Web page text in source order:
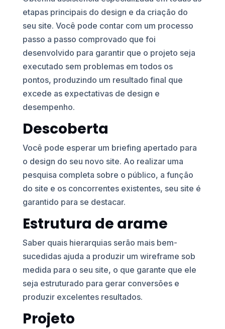
etapas principais do design e da criação do
seu site. Você pode contar com um processo
passo a passo comprovado que foi
desenvolvido para garantir que o projeto seja
executado sem problemas em todos os
pontos, produzindo um resultado final que
excede as expectativas de design e
desempenho.
Descoberta
Você pode esperar um briefing apertado para
o design do seu novo site. Ao realizar uma
pesquisa completa sobre o público, a função
do site e os concorrentes existentes, seu site é
garantido para se destacar.
Estrutura de arame
Saber quais hierarquias serão mais bem-
sucedidas ajuda a produzir um wireframe sob
medida para o seu site, o que garante que ele
seja estruturado para gerar conversões e
produzir excelentes resultados.
Projeto